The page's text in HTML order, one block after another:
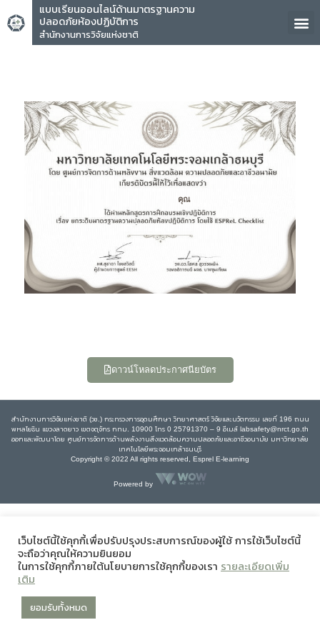
แบบเรียนออนไลน์ด้านมาตรฐานความ
ปลอดภัยห้องปฏิบัติการ
สำนักงานการวิจัยแห่งชาติ
คุณ
ดาวน์โหลดประกาศนียบัตร
สำนักงานการวิจัยแห่งชาติ (วช.) กระทรวงการอุดมศึกษา วิทยาศาสตร์ วิจัยและนวัตกรรม เลขที่ 196 ถนน
พหลโยธิน แขวงลาดยาว เขตจตุจักร กทม. 10900 โทร 0 25791370 – 9 อีเมล์ labsafety@nrct.go.th
ออกและพัฒนาโดย ศูนย์การจัดการด้านพลังงานสิ่งแวดล้อมความปลอดภัยและอาชีวอนามัย มหาวิทยาลัย
เทคโนโลยีพระจอมเกล้าธนบุรี
Copyright © 2022 All rights reserved, Esprel E-learning
Powered by
เว็บไซต์นี้ใช้คุกกี้เพื่อปรับปรุงประสบการณ์ของผู้ใช้ การใช้เว็บไซต์นี้
จะถือว่าคุณให้ความยินยอม
ในการใช้คุกกี้ภายใต้นโยบายการใช้คุกกี้ของเรา รายละเอียดเพิ่ม
เติม
ยอมรับทั้งหมด